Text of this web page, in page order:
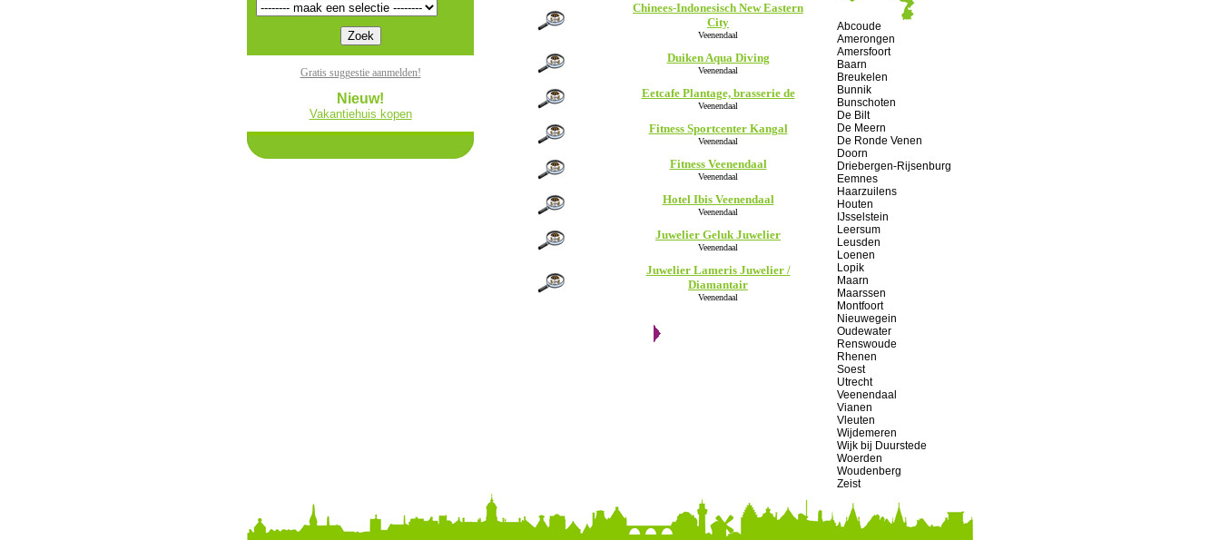
Gratis suggestie aanmelden!
Nieuw!
Vakantiehuis kopen
Chinees-Indonesisch New Eastern
City
Veenendaal
Duiken Aqua Diving
Veenendaal
Eetcafe Plantage, brasserie de
Veenendaal
Fitness Sportcenter Kangal
Veenendaal
Fitness Veenendaal
Veenendaal
Hotel Ibis Veenendaal
Veenendaal
Juwelier Geluk Juwelier
Veenendaal
Juwelier Lameris Juwelier /
Diamantair
Veenendaal
Abcoude
Amerongen
Amersfoort
Baarn
Breukelen
Bunnik
Bunschoten
De Bilt
De Meern
De Ronde Venen
Doorn
Driebergen-Rijsenburg
Eemnes
Haarzuilens
Houten
IJsselstein
Leersum
Leusden
Loenen
Lopik
Maarn
Maarssen
Montfoort
Nieuwegein
Oudewater
Renswoude
Rhenen
Soest
Utrecht
Veenendaal
Vianen
Vleuten
Wijdemeren
Wijk bij Duurstede
Woerden
Woudenberg
Zeist